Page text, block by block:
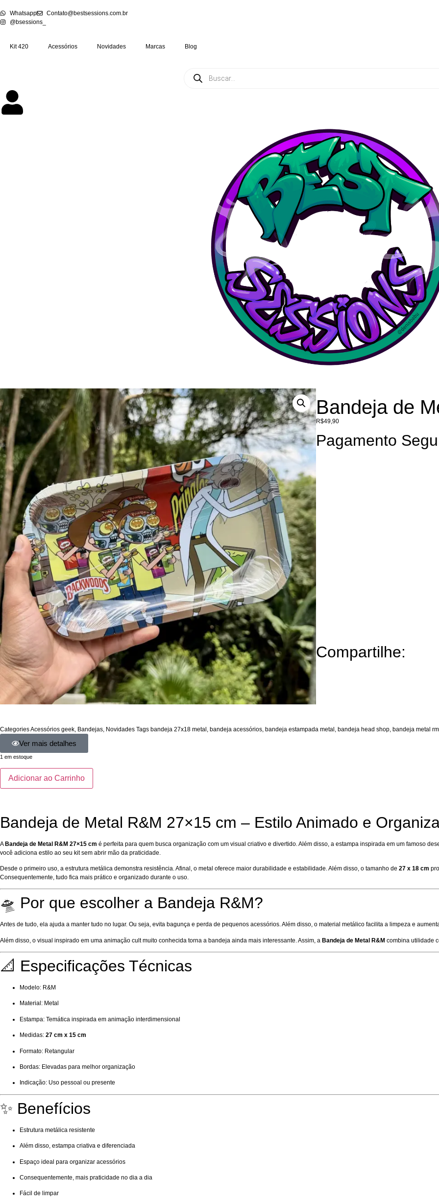
Whatsapp
Contato@bestsessions.com.br
@bsessions_
Kit 420 Acessórios Novidades Marcas Blog
Bandeja de
R$49,90
Pagamento
Compartilhe:
CategoriesAcessórios geek, Bandejas, Novidades Tags bandeja 27x18 metal , bandeja acessórios, bandeja estampada metal , bandeja head shop, bandeja metal rm
Ver mais detalhes
1 em estoque
Adicionar ao Carrinho
Bandeja de Metal R&M 27×15 cm – Estilo Animado e
ABandeja de Metal R&M 27×15 cm é perfeita para quem busca organização com um visual criativo e divertido. Além disso, a estampa inspirada em um famoso
você adiciona estilo ao seu kit sem abrir mão da praticidade.
Desde o primeiro uso, a estrutura metálica demonstra resistência. Afinal, o metal oferece maior durabilidade e estabilidade. Além disso, o tamanho de 27 x 18 cm
Consequentemente, tudo fica mais prático e organizado durante o uso.
🛸 Por que escolher a Bandeja R&M?
Antes de tudo, ela ajuda a manter tudo no lugar. Ou seja, evita bagunça e perda de pequenos acessórios. Além disso, o material metálico facilita a limpeza e
Além disso, o visual inspirado em uma animação cult muito conhecida torna a bandeja ainda mais interessante. Assim, a Bandeja de Metal R&M combina utilidade
📐 Especificações Técnicas
Modelo: R&M
Material: Metal
Estampa: Temática inspirada em animação interdimensional
Medidas: 27 cm x 15 cm
Formato: Retangular
Bordas: Elevadas para melhor organização
Indicação: Uso pessoal ou presente
✨ Benefícios
Estrutura metálica resistente
Além disso, estampa criativa e diferenciada
Espaço ideal para organizar acessórios
Consequentemente, mais praticidade no dia a dia
Fácil de limpar